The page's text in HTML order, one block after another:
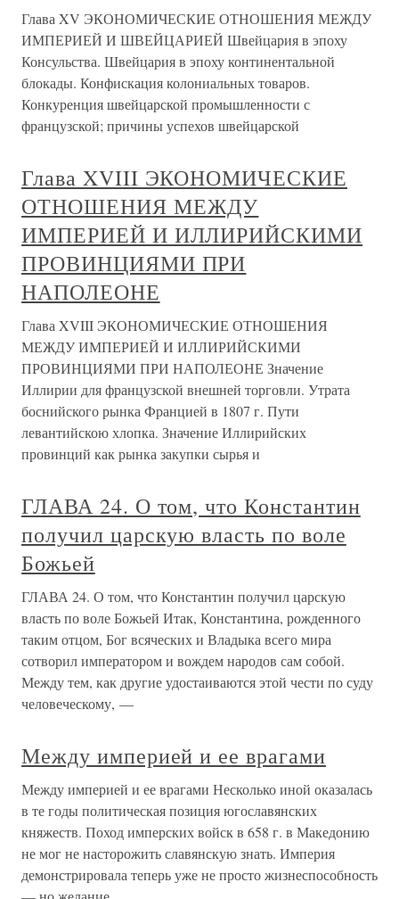
Глава XV ЭКОНОМИЧЕСКИЕ ОТНОШЕНИЯ МЕЖДУ
ИМПЕРИЕЙ И ШВЕЙЦАРИЕЙ Швейцария в эпоху
Консульства. Швейцария в эпоху континентальной
блокады. Конфискация колониальных товаров.
Конкуренция швейцарской промышленности с
французской; причины успехов швейцарской
Глава XVIII ЭКОНОМИЧЕСКИЕ
ОТНОШЕНИЯ МЕЖДУ
ИМПЕРИЕЙ И ИЛЛИРИЙСКИМИ
ПРОВИНЦИЯМИ ПРИ
НАПОЛЕОНЕ
Глава XVIII ЭКОНОМИЧЕСКИЕ ОТНОШЕНИЯ
МЕЖДУ ИМПЕРИЕЙ И ИЛЛИРИЙСКИМИ
ПРОВИНЦИЯМИ ПРИ НАПОЛЕОНЕ Значение
Иллирии для французской внешней торговли. Утрата
боснийского рынка Францией в 1807 г. Пути
левантийскою хлопка. Значение Иллирийских
провинций как рынка закупки сырья и
ГЛАВА 24. О том, что Константин
получил царскую власть по воле
Божьей
ГЛАВА 24. О том, что Константин получил царскую
власть по воле Божьей Итак, Константина, рожденного
таким отцом, Бог всяческих и Владыка всего мира
сотворил императором и вождем народов сам собой.
Между тем, как другие удостаиваются этой чести по суду
человеческому, —
Между империей и ее врагами
Между империей и ее врагами Несколько иной оказалась
в те годы политическая позиция югославянских
княжеств. Поход имперских войск в 658 г. в Македонию
не мог не насторожить славянскую знать. Империя
демонстрировала теперь уже не просто жизнеспособность